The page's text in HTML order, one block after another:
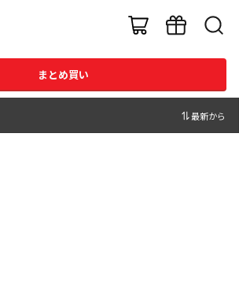
まとめ買い
最新から